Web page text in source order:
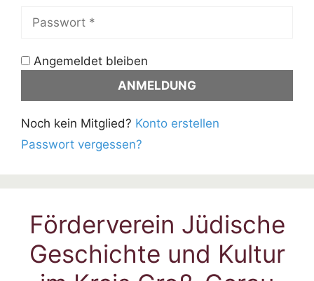
Angemeldet bleiben
Noch kein Mitglied? Konto erstellen
Passwort vergessen?
Förderverein Jüdische
Geschichte und Kultur